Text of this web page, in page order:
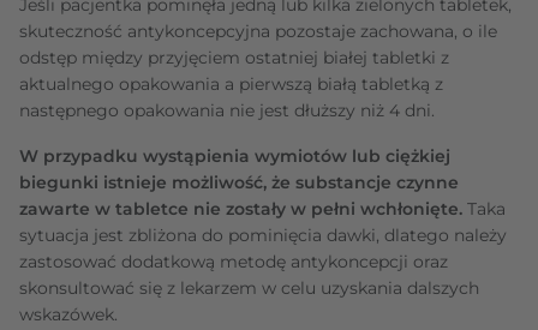
Jeśli pacjentka pominęła jedną lub kilka zielonych tabletek,
skuteczność antykoncepcyjna pozostaje zachowana, o ile
odstęp między przyjęciem ostatniej białej tabletki z
aktualnego opakowania a pierwszą białą tabletką z
następnego opakowania nie jest dłuższy niż 4 dni.
W przypadku wystąpienia wymiotów lub ciężkiej
biegunki istnieje możliwość, że substancje czynne
zawarte w tabletce nie zostały w pełni wchłonięte. Taka
sytuacja jest zbliżona do pominięcia dawki, dlatego należy
zastosować dodatkową metodę antykoncepcji oraz
skonsultować się z lekarzem w celu uzyskania dalszych
wskazówek.